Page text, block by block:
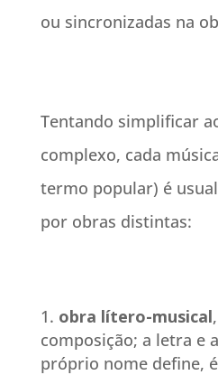
ou sincronizadas na
Tentando simplificar
complexo, cada
termo popular) é
por obras distintas:
obra lítero-musical
composição; a letra e
próprio nome define,